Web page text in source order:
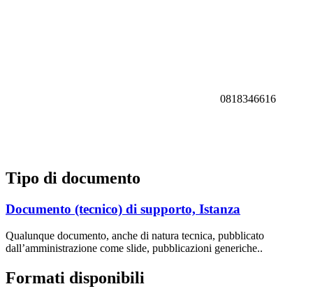
0818346616
Tipo di documento
Documento (tecnico) di supporto, Istanza
Qualunque documento, anche di natura tecnica, pubblicato
dall’amministrazione come slide, pubblicazioni generiche..
Formati disponibili